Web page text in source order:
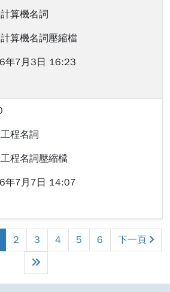
算機名詞
算機名詞壓縮檔
年7月3日 16:23
程名詞
程名詞壓縮檔
年7月7日 14:07
2 3 4 5 6 下一頁